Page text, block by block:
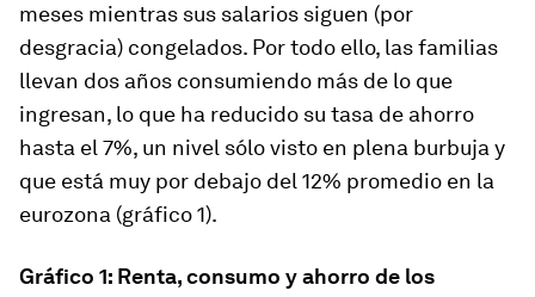
meses mientras sus salarios siguen (por
desgracia) congelados. Por todo ello, las familias
llevan dos años consumiendo más de lo que
ingresan, lo que ha reducido su tasa de ahorro
hasta el 7%, un nivel sólo visto en plena burbuja y
que está muy por debajo del 12% promedio en la
eurozona (gráfico 1).
Gráfico 1: Renta, consumo y ahorro de los